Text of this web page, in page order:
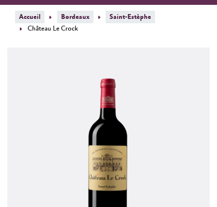
Accueil Bordeaux
Saint-Estèphe
Château Le Crock